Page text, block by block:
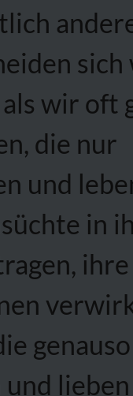
sich
als wir oft
die nur
und
in
ihre